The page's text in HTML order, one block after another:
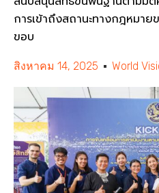
การเข้าถึงสถานะทางกฎหมาย
ขอบ
สิงหาคม 14, 2025 World